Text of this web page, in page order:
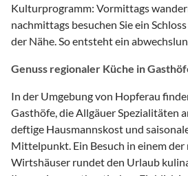
Kulturprogramm: Vormittags
nachmittags besuchen Sie ein
der Nähe. So entsteht ein
Genuss regionaler Küche in
In der Umgebung von Hopferau
Gasthöfe, die Allgäuer Spezialitäten
deftige Hausmannskost und
Mittelpunkt. Ein Besuch in einem der
Wirtshäuser rundet den Urlaub